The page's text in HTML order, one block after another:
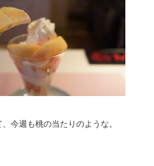
今週も桃の当たりのような。